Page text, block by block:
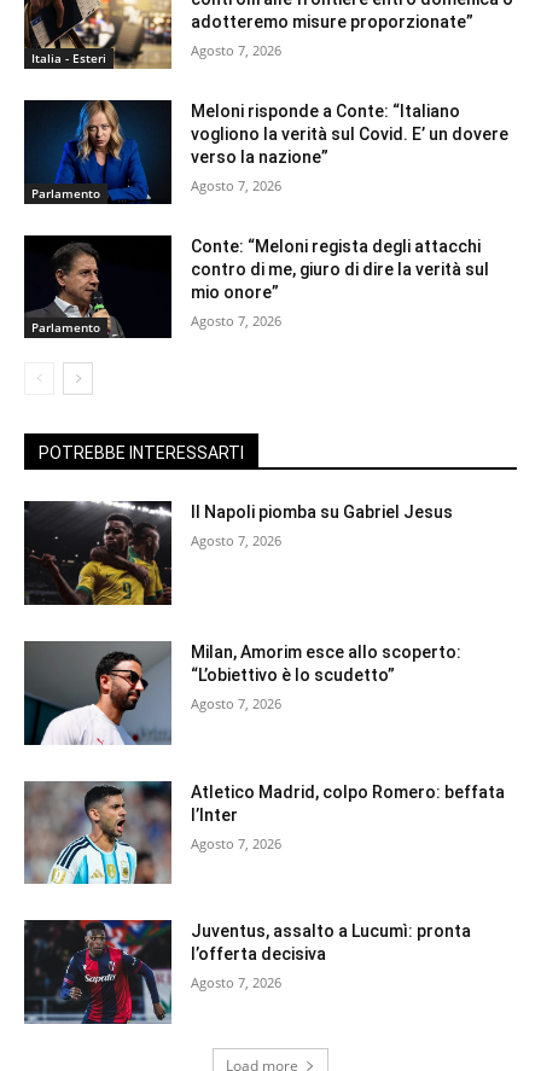
Italia - Esteri
adotteremo misure proporzionate”
Agosto 7, 2026
Parlamento
Meloni risponde a Conte: “Italiano
vogliono la verità sul Covid. E’ un dovere
verso la nazione”
Agosto 7, 2026
Parlamento
Conte: “Meloni regista degli attacchi
contro di me, giuro di dire la verità sul
mio onore”
Agosto 7, 2026
POTREBBE INTERESSARTI
Il Napoli piomba su Gabriel Jesus
Agosto 7, 2026
Milan, Amorim esce allo scoperto:
“L’obiettivo è lo scudetto”
Agosto 7, 2026
Atletico Madrid, colpo Romero: beffata
l’Inter
Agosto 7, 2026
Juventus, assalto a Lucumì: pronta
l’offerta decisiva
Agosto 7, 2026
Load more